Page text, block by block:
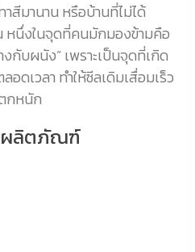
มานาน หรือบ้านที่ไม่ได้
หนึ่งในจุดที่คนมักมองข้ามคือ
กับผนัง” เพราะเป็นจุดที่เกิด
ดเวลา ทำให้ซีลเดิมเสื่อมเร็ว
กหนัก
ผลิตภัณฑ์